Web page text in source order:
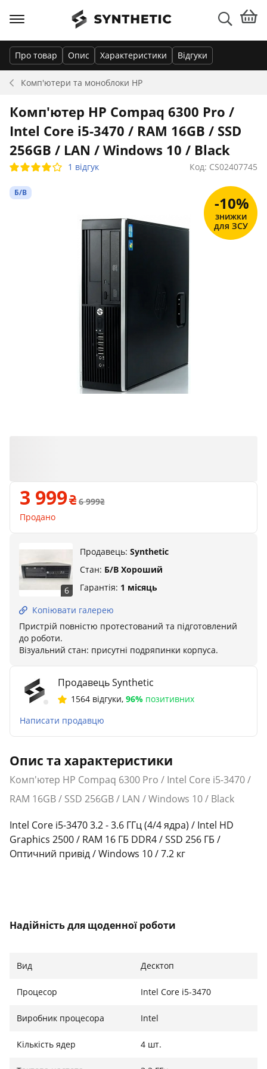
Комп'ютери та моноблоки HP
Про товар Опис Характеристики Відгуки
Комп'ютер HP Compaq 6300 Pro /
Intel Core i5-3470 / RAM 16GB / SSD
256GB / LAN / Windows 10 / Black
1 відгук Код: CS02407745
Б/В
-10%
знижки
для ЗСУ
3 999
6 999
Продано
6
Продавець: Synthetic
Стан: Б/В Хороший
Гарантія: 1 місяць
Копіювати галерею
Пристрій повністю протестований та підготовлений
до роботи.
Візуальний стан: присутні подряпинки корпуса.
Продавець Synthetic
1564 відгуки, 96% позитивних
Написати продавцю
Опис та характеристики
Комп'ютер HP Compaq 6300 Pro / Intel Core i5-3470 /
RAM 16GB / SSD 256GB / LAN / Windows 10 / Black
Intel Core i5-3470 3.2 - 3.6 ГГц (4/4 ядра) / Intel HD
Graphics 2500 / RAM 16 ГБ DDR4 / SSD 256 ГБ /
Оптичний привід / Windows 10 / 7.2 кг
Надійність для щоденної роботи
рішення для офісних і домашніх завдань. Він
та забезпечує стабільну роботу з офісними
мультимедіа. Завдяки компактному форм-фактору та
вписується у будь-яке робоче середовище.
Вид Десктоп
Процесор Intel Core i5-3470
Виробник процесора Intel
Кількість ядер 4 шт.